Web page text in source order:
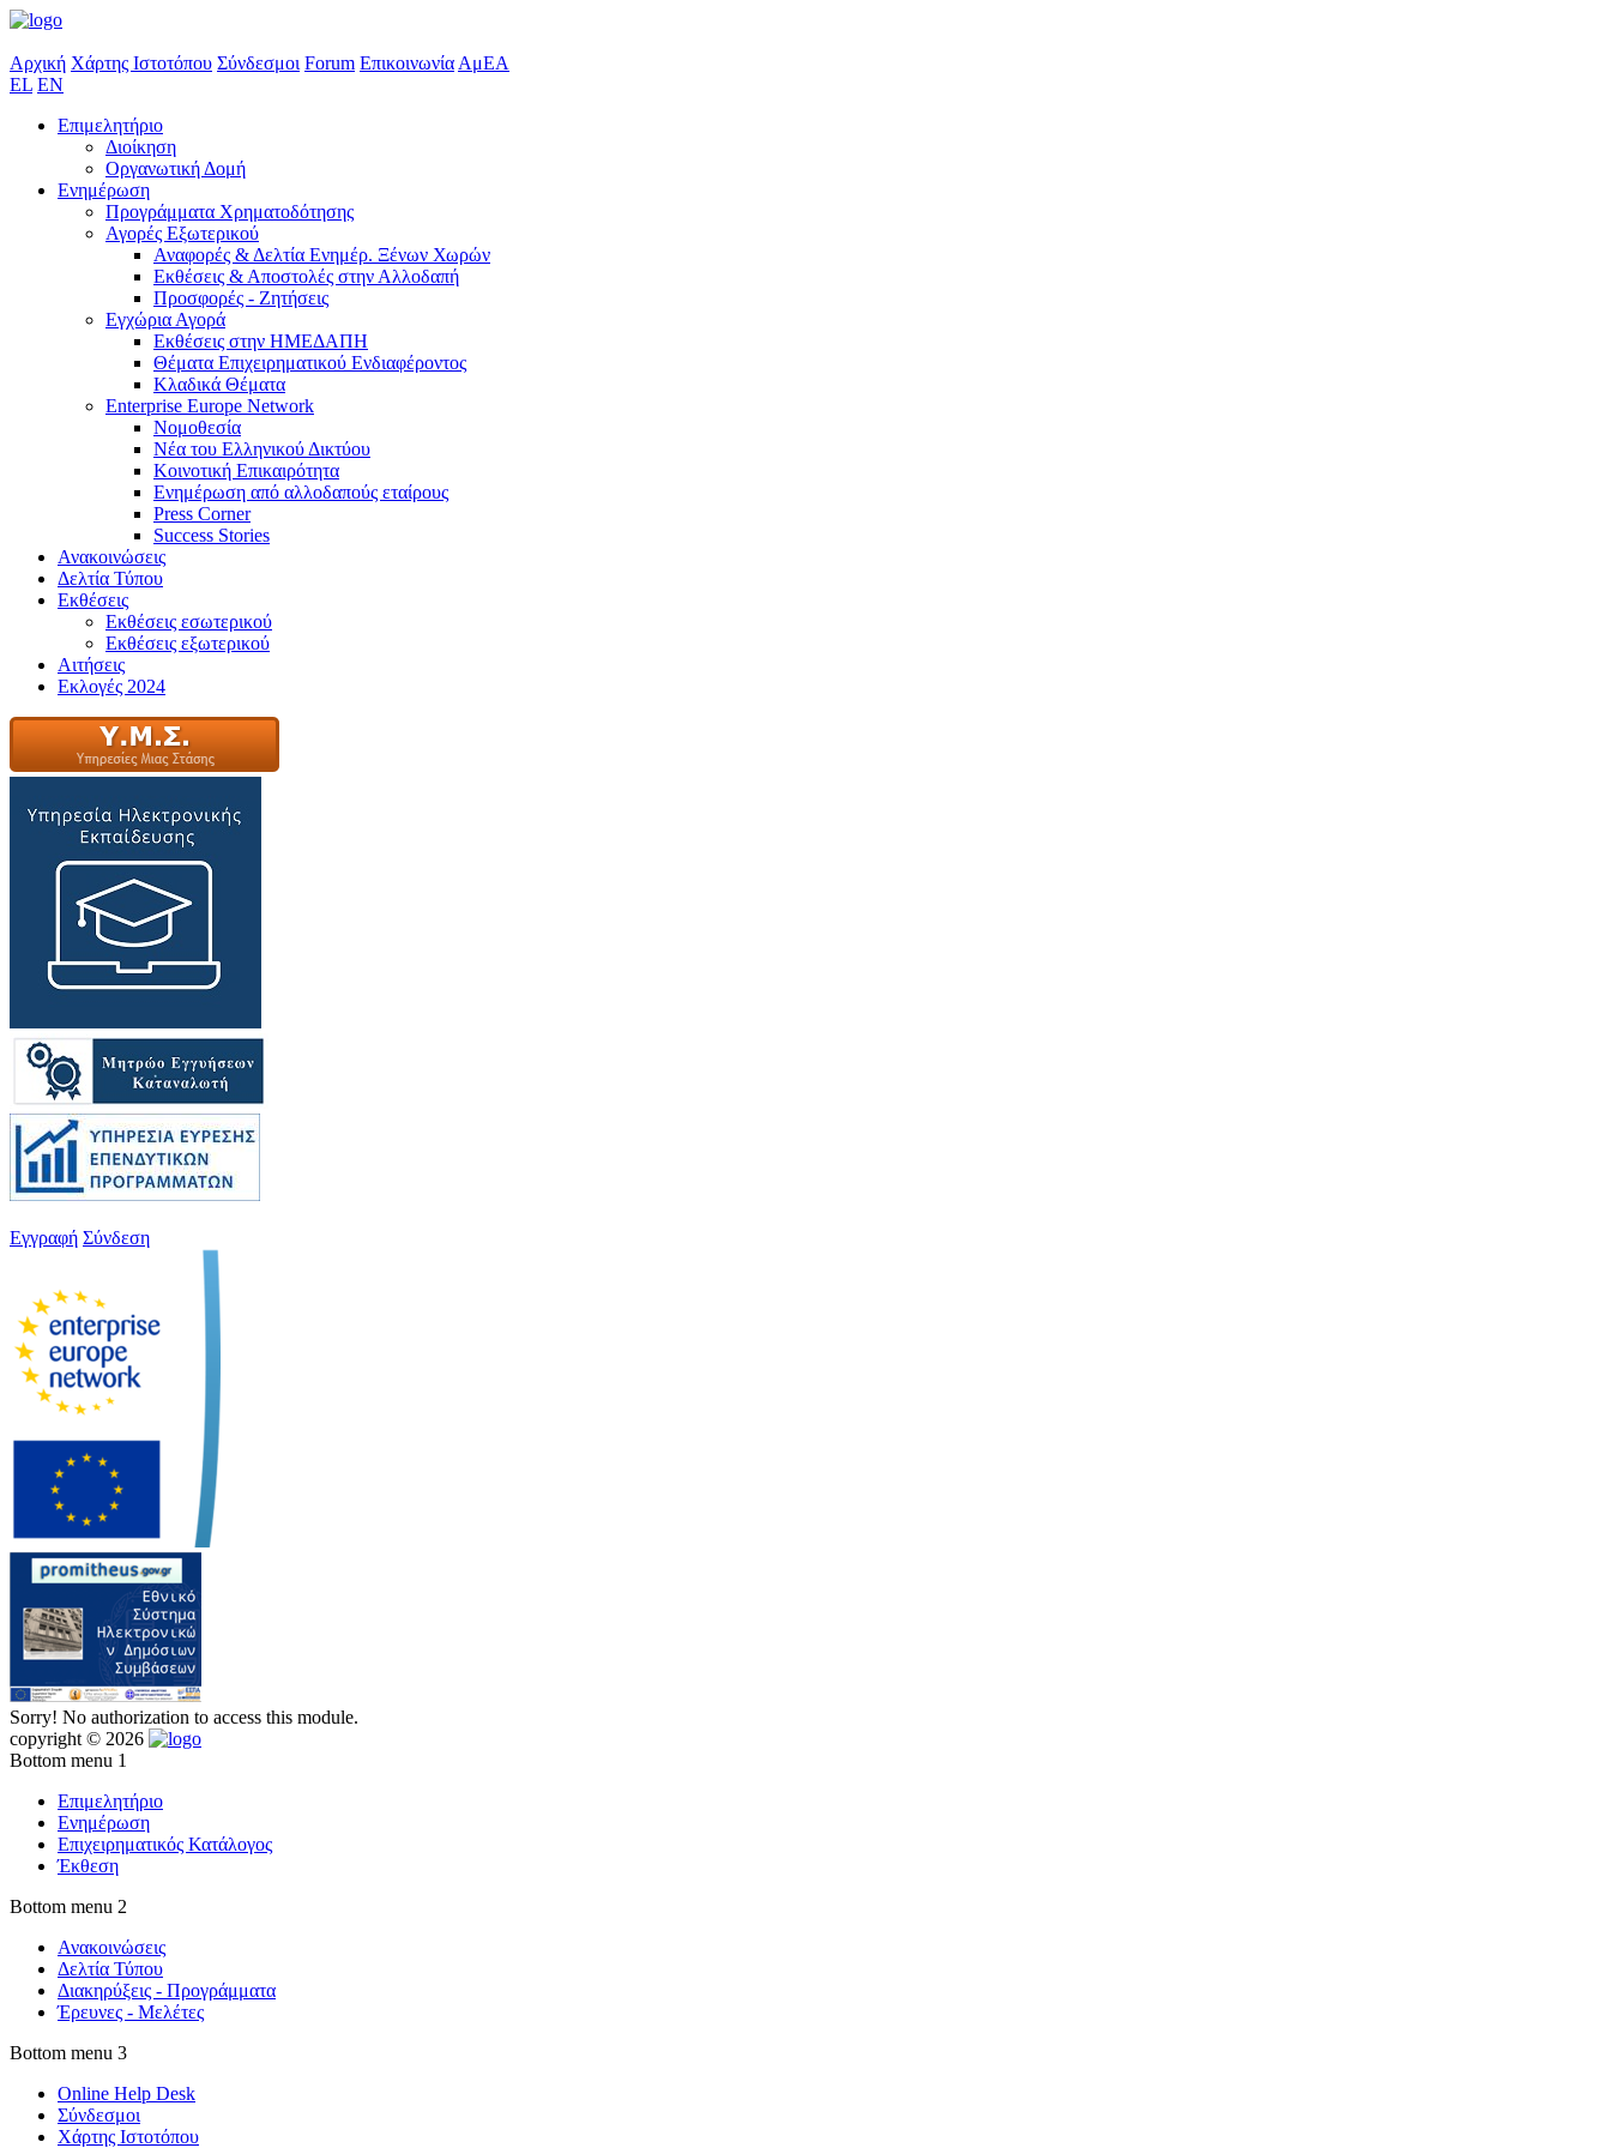
Αρχική Χάρτης Ιστοτόπου Σύνδεσμοι Forum Επικοινωνία ΑμΕΑ
EL EN
Επιμελητήριο
Διοίκηση
Οργανωτική Δομή
Ενημέρωση
Προγράμματα Χρηματοδότησης
Αγορές Εξωτερικού
Αναφορές & Δελτία Ενημέρ. Ξένων Χωρών
Εκθέσεις & Αποστολές στην Αλλοδαπή
Προσφορές - Ζητήσεις
Εγχώρια Αγορά
Εκθέσεις στην ΗΜΕΔΑΠΗ
Θέματα Επιχειρηματικού Ενδιαφέροντος
Κλαδικά Θέματα
Enterprise Europe Network
Νομοθεσία
Νέα του Ελληνικού Δικτύου
Κοινοτική Επικαιρότητα
Ενημέρωση από αλλοδαπούς εταίρους
Press Corner
Success Stories
Ανακοινώσεις
Δελτία Τύπου
Εκθέσεις
Εκθέσεις εσωτερικού
Εκθέσεις εξωτερικού
Αιτήσεις
Εκλογές 2024
Εγγραφή Σύνδεση
Sorry! No authorization to access this module.
copyright © 2026
Bottom menu 1
Επιμελητήριο
Ενημέρωση
Επιχειρηματικός Κατάλογος
Έκθεση
Bottom menu 2
Ανακοινώσεις
Δελτία Τύπου
Διακηρύξεις - Προγράμματα
Έρευνες - Μελέτες
Bottom menu 3
Online Help Desk
Σύνδεσμοι
Χάρτης Ιστοτόπου